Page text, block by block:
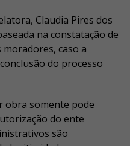
Claudia Pires dos
na constatação de
moradores, caso a
do processo
obra somente pode
do ente
são